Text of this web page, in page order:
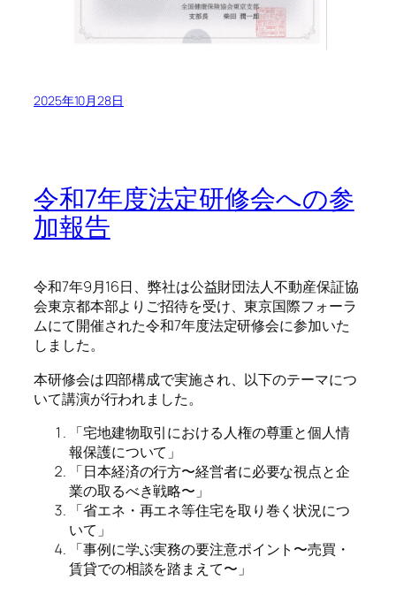
2025年10月28日
令和7年度法定研修会への参
加報告
令和7年9月16日、弊社は公益財団法人不動産保証協
会東京都本部よりご招待を受け、東京国際フォーラ
ムにて開催された令和7年度法定研修会に参加いた
しました。
本研修会は四部構成で実施され、以下のテーマにつ
いて講演が行われました。
「宅地建物取引における人権の尊重と個人情
報保護について」
「日本経済の行方〜経営者に必要な視点と企
業の取るべき戦略〜」
「省エネ・再エネ等住宅を取り巻く状況につ
いて」
「事例に学ぶ実務の要注意ポイント〜売買・
賃貸での相談を踏まえて〜」